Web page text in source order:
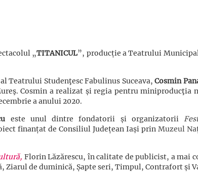
„TITANICUL”, producție a Teatrului
Teatrului Studenţesc Fabulinus Suceava, Cosmin
Cosmin a realizat și regia pentru miniproducţia
a anului 2020.
este unul dintre fondatorii și organizatorii
finanțat de Consiliul Județean Iași prin Muzeul
Florin Lăzărescu, în calitate de publicist, a mai
Ziarul de duminică, Șapte seri, Timpul, Contrafort și